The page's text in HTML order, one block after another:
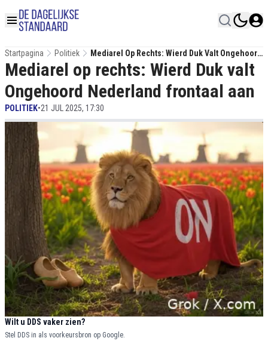
Startpagina Politiek
Mediarel Op Rechts: Wierd Duk Valt Ongehoord
Nederland Frontaal Aan
Mediarel op rechts: Wierd Duk valt
Ongehoord Nederland frontaal aan
POLITIEK•21 JUL 2025, 17:30
Wilt u DDS vaker zien?
Stel DDS in als voorkeursbron op Google.